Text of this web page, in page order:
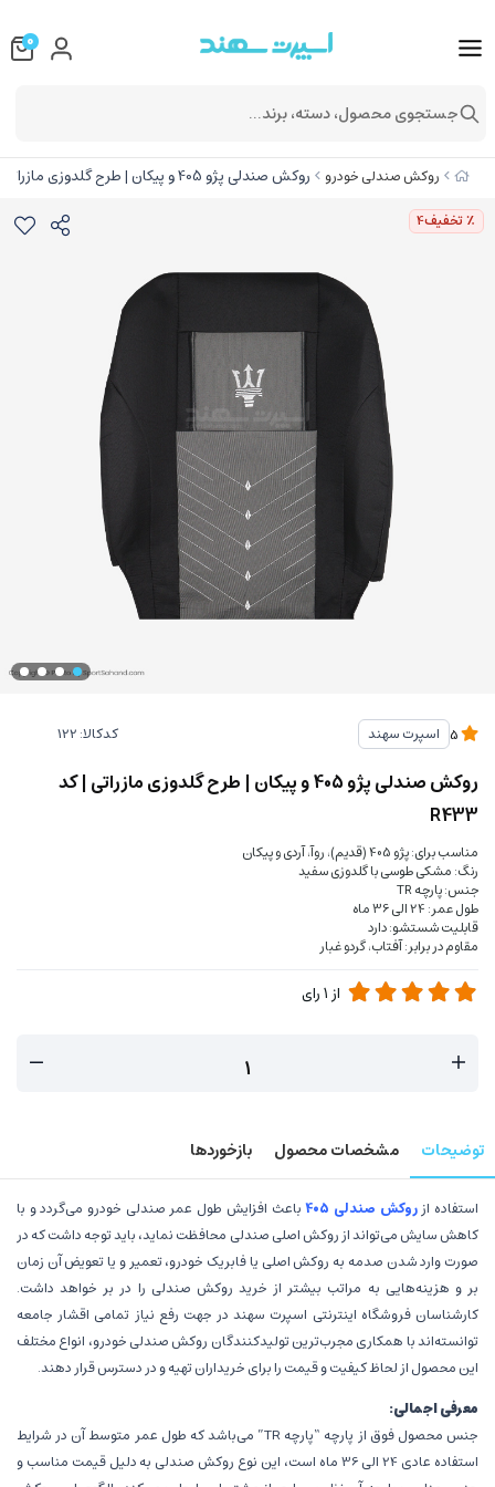
روکش صندلی خودرو روکش صندلی پژو 405 و پیکان | طرح گلدوزی مازراتی | کد R433
٪ تخفیف4
اسپرت سهند کدکالا:
روکش صندلی پژو 405 و پیکان | طرح گلدوزی مازراتی | کد
R433
مناسب برای: پژو 405 (قدیم)، روآ، آردی و پیکان
رنگ: مشکی طوسی با گلدوزی سفید
جنس: پارچه TR
طول عمر: 24 الی 36 ماه
قابلیت شستشو: دارد
مقاوم در برابر: آفتاب، گردو غبار
از 1رای
توضیحات مشخصات محصول بازخوردها
استفاده ازروکش صندلی 405
باعث افزایش طول عمر صندلی خودرو می‌گردد و با
کاهش سایش می‌تواند از روکش اصلی صندلی محافظت نماید، باید توجه داشت که در
صورت وارد شدن صدمه به روکش اصلی یا فابریک خودرو، تعمیر و یا تعویض آن زمان
بر و هزینه‌هایی به مراتب بیشتر از خرید روکش صندلی را در بر خواهد داشت.
کارشناسان فروشگاه اینترنتی اسپرت سهند در جهت رفع نیاز تمامی اقشار جامعه
توانسته‌اند با همکاری مجرب‌ترین تولیدکنندگان روکش صندلی خودرو، انواع مختلف
این محصول از لحاظ کیفیت و قیمت را برای خریداران تهیه و در دسترس قرار دهند.
معرفی اجمالی:
جنس محصول فوق از پارچه “پارچه TR” می‌باشد که طول عمر متوسط آن در شرایط
استفاده عادی 24 الی 36 ماه است، این نوع روکش صندلی به دلیل قیمت مناسب و
0
جستجوی محصول، دسته، برند...